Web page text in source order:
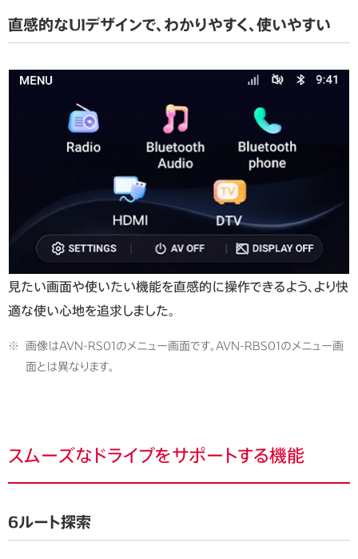
直感的なUIデザインで、わかりやすく、使いやすい
見たい画面や使いたい機能を直感的に操作できるよう、より快
適な使い心地を追求しました。
※ 画像はAVN-RS01のメニュー画面です。AVN-RBS01のメニュー画
面とは異なります。
スムーズなドライブをサポートする機能
6ルート探索